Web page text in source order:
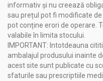
informativ și nu creează
sau prețul pot fi modificate
pot conține erori de operare.
valabile în limita stocului.
IMPORTANT: Intotdeauna
ambalajul produsului inainte
acest site sunt publicate cu
sfaturile sau prescriptiile